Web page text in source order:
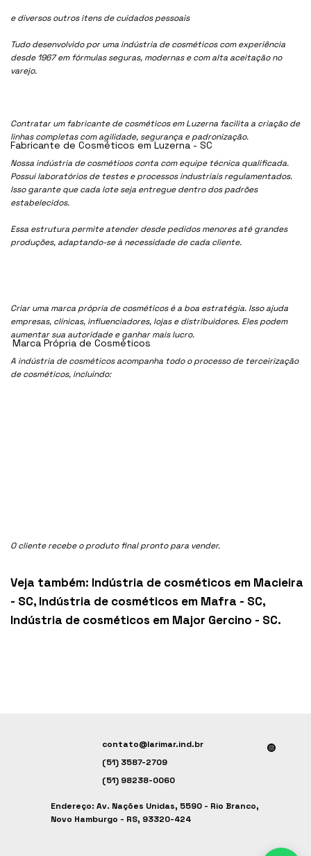
e diversos outros itens de cuidados pessoais
Tudo desenvolvido por uma indústria de cosméticos com experiência
desde 1967 em fórmulas seguras, modernas e com alta aceitação no
varejo.
Contratar um fabricante de cosméticos em Luzerna facilita a criação de
linhas completas com agilidade, segurança e padronização.
Nossa indústria de cosmétioos conta com equipe técnica qualificada.
Possui laboratórios de testes e processos industriais regulamentados.
Isso garante que cada lote seja entregue dentro dos padrões
estabelecidos.
Essa estrutura permite atender desde pedidos menores até grandes
produções, adaptando-se à necessidade de cada cliente.
Criar uma marca própria de cosméticos é a boa estratégia. Isso ajuda
empresas, clínicas, influenciadores, lojas e distribuidores. Eles podem
aumentar sua autoridade e ganhar mais lucro.
A indústria de cosméticos acompanha todo o processo de terceirização
de cosméticos, incluindo:
O cliente recebe o produto final pronto para vender.
Veja também: Indústria de cosméticos em Macieira
- SC, Indústria de cosméticos em Mafra - SC,
Indústria de cosméticos em Major Gercino - SC.
Fabricante de Cosméticos em Luzerna - SC
Marca Própria de Cosméticos
contato@larimar.ind.br
(51) 3587-2709
(51) 98238-0060
Endereço: Av. Nações Unidas, 5590 - Rio Branco,
Novo Hamburgo - RS, 93320-424